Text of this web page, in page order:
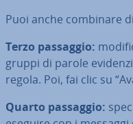
Puoi anche combinare
Terzo passaggio:
gruppi di parole
regola. Poi, fai clic su
Quarto passaggio: